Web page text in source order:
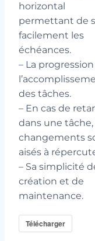
horizontal
permettant de
facilement les
échéances.
– La
des tâches.
– En cas de
dans une tâche,
changements
aisés à
– Sa simplicité
création et de
maintenance.
Télécharger